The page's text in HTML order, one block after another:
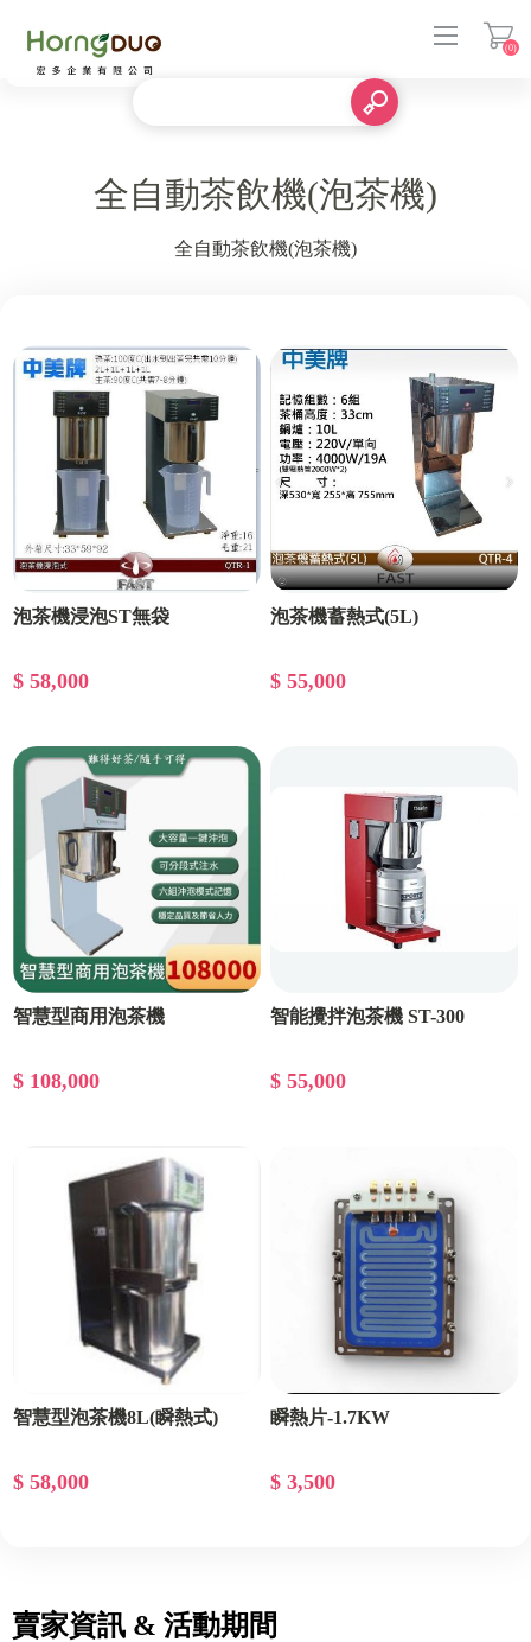
(0)
全自動茶飲機(泡茶機)
全自動茶飲機(泡茶機)
泡茶機浸泡ST無袋
$ 58,000
泡茶機蓄熱式(5L)
$ 55,000
智慧型商用泡茶機
$ 108,000
智能攪拌泡茶機 ST-300
$ 55,000
智慧型泡茶機8L(瞬熱式)
$ 58,000
瞬熱片-1.7KW
$ 3,500
賣家資訊 & 活動期間